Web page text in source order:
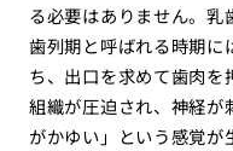
る必要はありません。
歯列期と呼ばれる時期に
ち、出口を求めて歯肉
組織が圧迫され、神経が
がかゆい」という感覚が